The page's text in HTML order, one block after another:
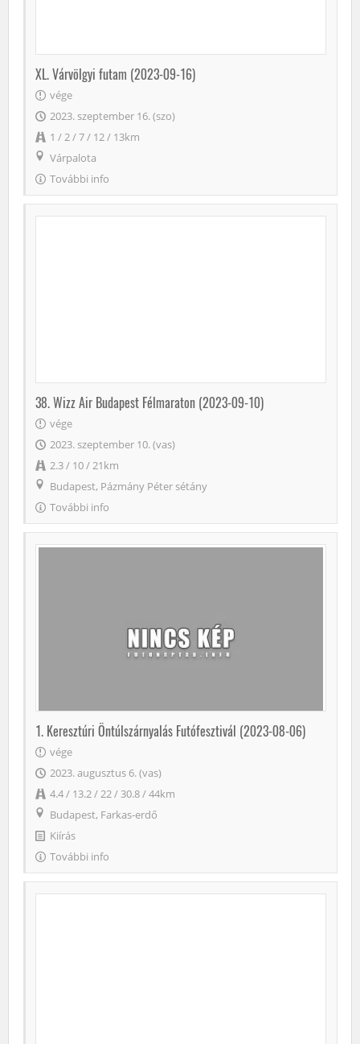
XL. Várvölgyi futam (2023-09-16)
vége
2023. szeptember 16. (szo)
1 / 2 / 7 / 12 / 13km
Várpalota
További info
38. Wizz Air Budapest Félmaraton (2023-09-10)
vége
2023. szeptember 10. (vas)
2.3 / 10 / 21km
Budapest, Pázmány Péter sétány
További info
1. Keresztúri Öntúlszárnyalás Futófesztivál (2023-08-06)
vége
2023. augusztus 6. (vas)
4.4 / 13.2 / 22 / 30.8 / 44km
Budapest, Farkas-erdő
Kiírás
További info